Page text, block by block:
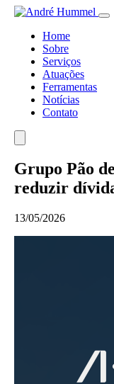
Home
Sobre
Serviços
Atuações
Ferramentas
Notícias
Contato
Grupo Pão
reduzir
13/05/2026